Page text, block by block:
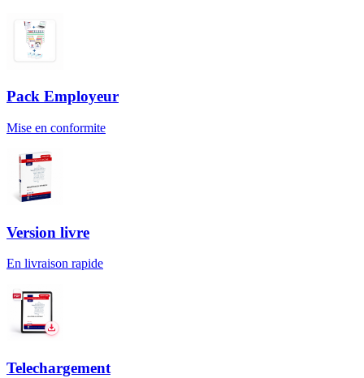
Pack Employeur
Mise en conformite
Version livre
En livraison rapide
Telechargement